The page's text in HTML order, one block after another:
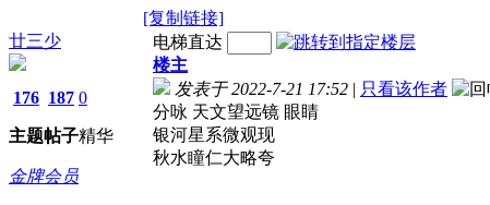
[复制链接]
廿三少
176
主题
187
帖子
0
精华
金牌会员
电梯直达
楼主
发表于 2022-7-21 17:52 | 只看该作者
分咏 天文望远镜 眼睛
银河星系微观现
秋水瞳仁大略夸